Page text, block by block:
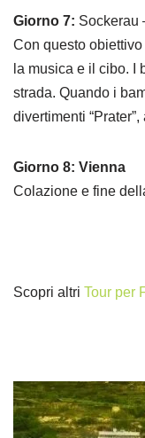
Giorno 7:
Con questo
la musica e il cibo. I
strada. Quando i
divertimenti “Prater”,
Giorno 8: Vienna
Colazione e fine
Scopri altri Tour per